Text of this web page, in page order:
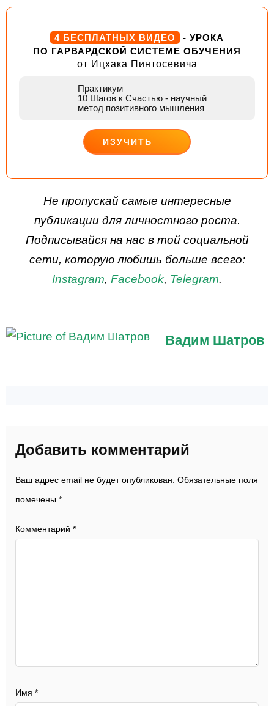
4 БЕСПЛАТНЫХ ВИДЕО
- УРОКА
ПО ГАРВАРДСКОЙ СИСТЕМЕ ОБУЧЕНИЯ
от Ицхака Пинтосевича
Практикум
10 Шагов к Счастью - научный
метод позитивного мышления
ИЗУЧИТЬ
Не пропускай самые интересные
публикации для личностного роста.
Подписывайся на нас в той социальной
сети, которую любишь больше всего:
Instagram, Facebook, Telegram.
Вадим Шатров
Добавить комментарий
Ваш адрес email не будет опубликован. Обязательные поля
помечены *
Комментарий *
Имя *